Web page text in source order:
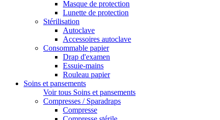
Masque de protection
Lunette de protection
Stérilisation
Autoclave
Accessoires autoclave
Consommable papier
Drap d'examen
Essuie-mains
Rouleau papier
Soins et pansements
Voir tous Soins et pansements
Compresses / Sparadraps
Compresse